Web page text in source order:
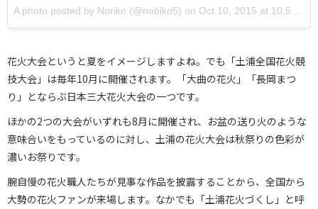
A photo posted by Noriko (@nobiko5) on Oct 10, 2015 at 10:50am PDT
花火大会というと夏をイメージしますよね。でも「土浦全国花火競
技大会」は毎年10月に開催されます。「大曲の花火」「長岡まつ
り」とならぶ日本三大花火大会の一つです。
ほかの2つの大会がいずれも8月に開催され、お盆の送り火のような
意味合いをもっているのに対し、土浦の花火大会は秋祭りの色彩が
濃いお祭りです。
腕自慢の花火職人たちが見事な作品を披露することから、全国から
大勢の花火ファンが来場します。なかでも「土浦花火づくし」と呼